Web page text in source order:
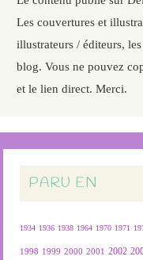
Les couvertures et
illustrateurs / éditeurs,
blog. Vous ne pouvez
et le lien direct. Merci.
PARU EN
1934 1936 1938 1964 1970 1971
1998 1999 2000 2001 2002